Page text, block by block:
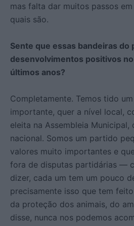
mas falta dar muitos passos
quais são.
Sente que essas bandeiras do
desenvolvimentos positivos
últimos anos?
Completamente. Temos tido
importante, quer a nível local,
eleita na Assembleia Municipal,
nacional. Somos um partido
valores muito importantes e
fora de disputas partidárias —
dizer, cada um tem um pouco
precisamente isso que tem
da proteção dos animais, do
disse, nunca nos podemos